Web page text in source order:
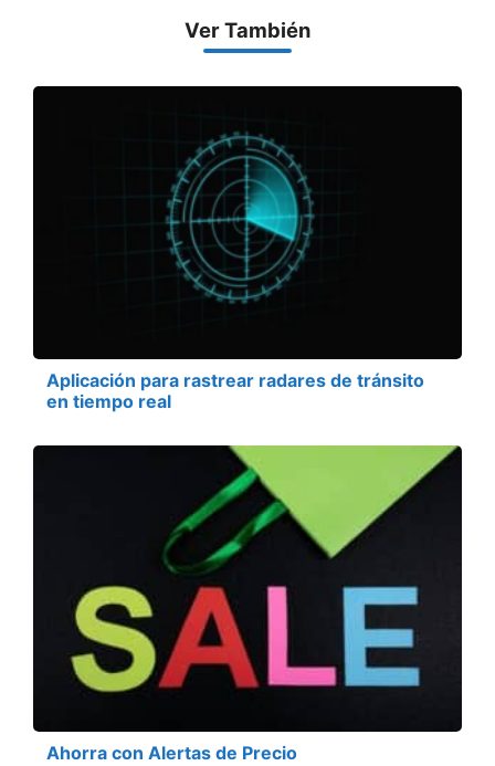
Ver También
Aplicación para rastrear radares de tránsito
en tiempo real
Ahorra con Alertas de Precio